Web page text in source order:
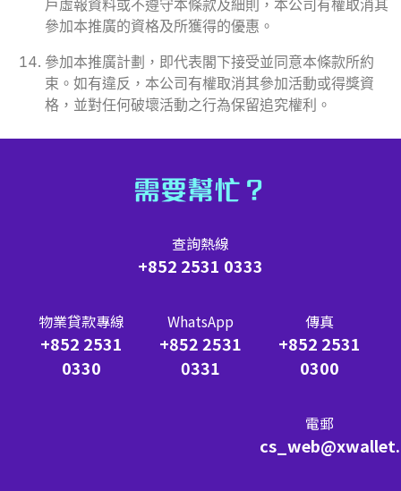
戶虛報資料或不遵守本條款及細則，本公司有權取消其
參加本推廣的資格及所獲得的優惠。
參加本推廣計劃，即代表閣下接受並同意本條款所約
束。如有違反，本公司有權取消其參加活動或得獎資
格，並對任何破壞活動之行為保留追究權利。
需要幫忙？
查詢熱線
+852 2531 0333
物業貸款專線
+852 2531
0330
WhatsApp
+852 2531
0331
傳真
+852 2531
0300
電郵